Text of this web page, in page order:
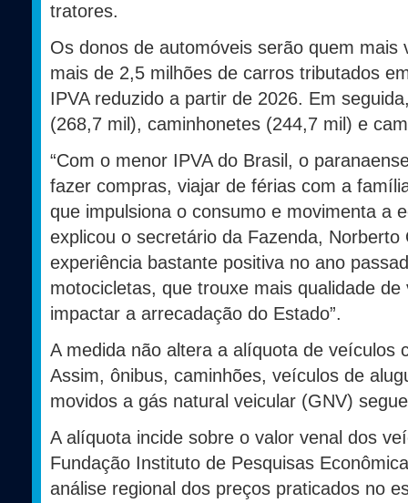
tratores.
Os donos de automóveis serão quem mais
mais de 2,5 milhões de carros tributados
IPVA reduzido a partir de 2026. Em
(268,7 mil), caminhonetes (244,7 mil) e
“Com o menor IPVA do Brasil, o
fazer compras, viajar de férias com a
que impulsiona o consumo e movimenta a
explicou o secretário da Fazenda, Norberto
experiência bastante positiva no ano
motocicletas, que trouxe mais qualidade
impactar a arrecadação do Estado”.
A medida não altera a alíquota de veículos
Assim, ônibus, caminhões, veículos de
movidos a gás natural veicular (GNV)
A alíquota incide sobre o valor venal dos
Fundação Instituto de Pesquisas
análise regional dos preços praticados no